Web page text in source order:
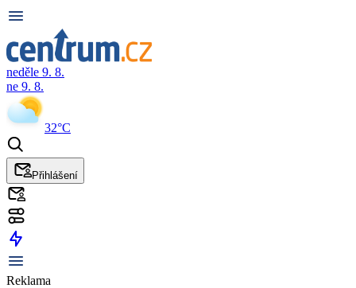
neděle 9. 8.
ne 9. 8.
32°C
Přihlášení
Reklama